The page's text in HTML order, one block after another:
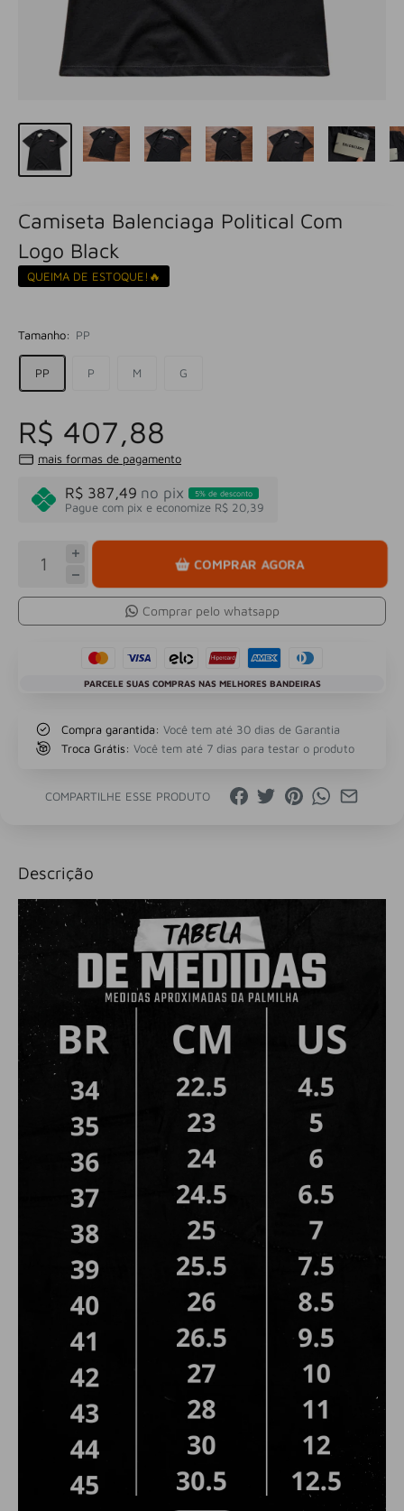
Camiseta Balenciaga Political Com
Logo Black
QUEIMA DE ESTOQUE!🔥
Tamanho: PP
PP P M G
R$ 407,88
mais formas de pagamento
R$ 387,49 no pix 5% de desconto
Pague com pix e economize R$ 20,39
COMPRAR AGORA
Comprar pelo whatsapp
PARCELE SUAS COMPRAS NAS MELHORES BANDEIRAS
Compra garantida: Você tem até 30 dias de Garantia
Troca Grátis: Você tem até 7 dias para testar o produto
COMPARTILHE ESSE PRODUTO
Descrição